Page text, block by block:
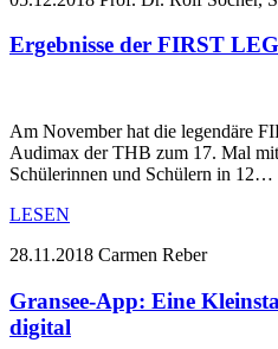
Ergebnisse der FIRST
Am November hat die legendäre
Audimax der THB zum 17. Mal
Schülerinnen und Schülern in 12…
LESEN
28.11.2018 Carmen Reber
Gransee-App: Eine
digital